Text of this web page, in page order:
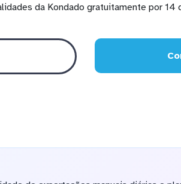
da Kondado gratuitamente por 14